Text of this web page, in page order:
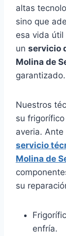
altas
sino que
esa vida
un servicio
Molina de
garantizado.
Nuestros
su
averia.
servicio
Molina de
su
enfría.